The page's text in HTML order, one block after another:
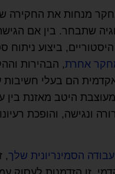
מנחות את החקירה
שתבחר. בין אם
ביצוע ניתוח
אחרת, הבהירות
הם בעלי חשיבות
מעוצבת היטב מאזנת בין
ונגישה, והופכת
הסמינריונית שלך,